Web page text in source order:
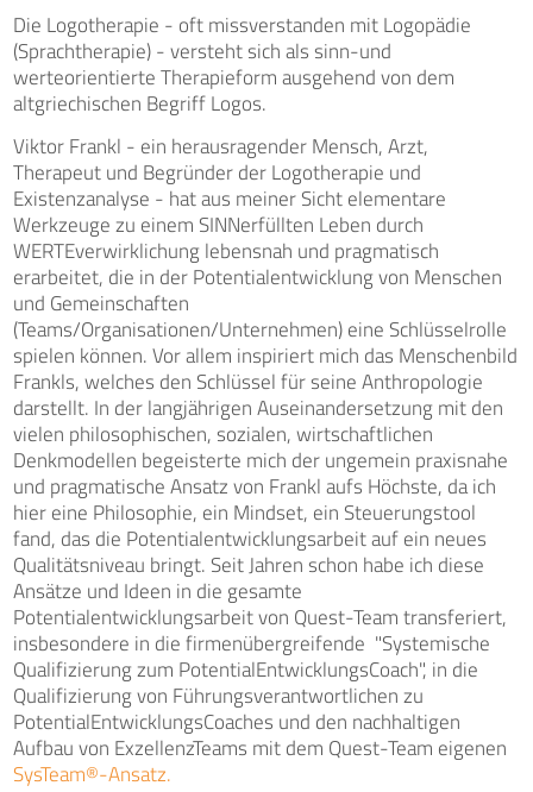
Die Logotherapie - oft missverstanden mit Logopädie
(Sprachtherapie) - versteht sich als sinn-und
werteorientierte Therapieform ausgehend von dem
altgriechischen Begriff Logos.
Viktor Frankl - ein herausragender Mensch, Arzt,
Therapeut und Begründer der Logotherapie und
Existenzanalyse - hat aus meiner Sicht elementare
Werkzeuge zu einem SINNerfüllten Leben durch
WERTEverwirklichung lebensnah und pragmatisch
erarbeitet, die in der Potentialentwicklung von Menschen
und Gemeinschaften
(Teams/Organisationen/Unternehmen) eine Schlüsselrolle
spielen können. Vor allem inspiriert mich das Menschenbild
Frankls, welches den Schlüssel für seine Anthropologie
darstellt. In der langjährigen Auseinandersetzung mit den
vielen philosophischen, sozialen, wirtschaftlichen
Denkmodellen begeisterte mich der ungemein praxisnahe
und pragmatische Ansatz von Frankl aufs Höchste, da ich
hier eine Philosophie, ein Mindset, ein Steuerungstool
fand, das die Potentialentwicklungsarbeit auf ein neues
Qualitätsniveau bringt. Seit Jahren schon habe ich diese
Ansätze und Ideen in die gesamte
Potentialentwicklungsarbeit von Quest-Team transferiert,
insbesondere in die firmenübergreifende "Systemische
Qualifizierung zum PotentialEntwicklungsCoach", in die
Qualifizierung von Führungsverantwortlichen zu
PotentialEntwicklungsCoaches und den nachhaltigen
Aufbau von ExzellenzTeams mit dem Quest-Team eigenen
SysTeam®-Ansatz.